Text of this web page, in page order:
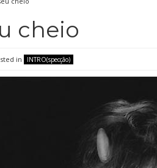
cheio
in INTRO(specção)